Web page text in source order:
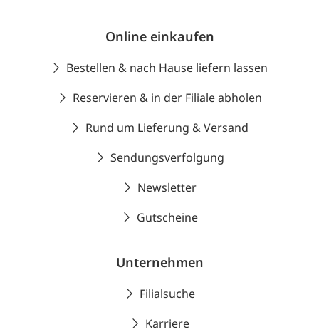
Online einkaufen
Bestellen & nach Hause liefern lassen
Reservieren & in der Filiale abholen
Rund um Lieferung & Versand
Sendungsverfolgung
Newsletter
Gutscheine
Unternehmen
Filialsuche
Karriere